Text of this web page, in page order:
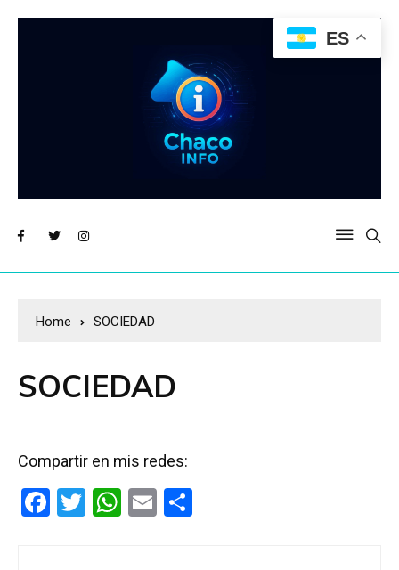
Home SOCIEDAD
SOCIEDAD
Compartir en mis redes:
F
T
W E
ES